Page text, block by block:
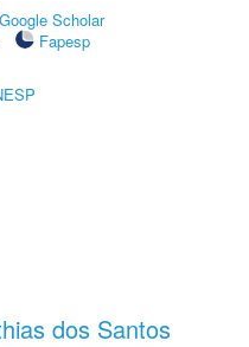
Google Scholar
Fapesp
dos Santos